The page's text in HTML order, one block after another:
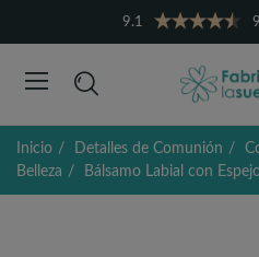
9.1
Inicio Detalles de Comunión
Belleza
Bálsamo Labial con